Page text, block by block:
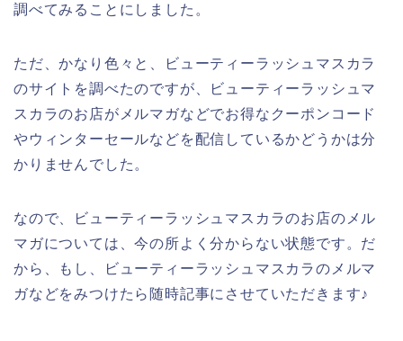
調べてみることにしました。
ただ、かなり色々と、ビューティーラッシュマスカラ
のサイトを調べたのですが、ビューティーラッシュマ
スカラのお店がメルマガなどでお得なクーポンコード
やウィンターセールなどを配信しているかどうかは分
かりませんでした。
なので、ビューティーラッシュマスカラのお店のメル
マガについては、今の所よく分からない状態です。だ
から、もし、ビューティーラッシュマスカラのメルマ
ガなどをみつけたら随時記事にさせていただきます♪